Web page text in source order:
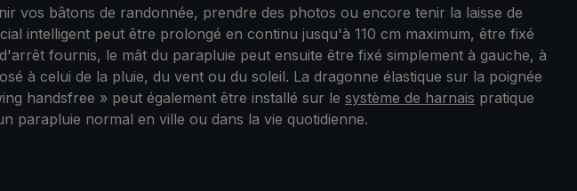
vos bâtons de randonnée, prendre des photos ou encore tenir la laisse de
intelligent peut être prolongé en continu jusqu'à 110 cm maximum, être fixé
fournis, le mât du parapluie peut ensuite être fixé simplement à gauche, à
à celui de la pluie, du vent ou du soleil. La dragonne élastique sur la poignée
handsfree » peut également être installé sur le système de harnais pratique
parapluie normal en ville ou dans la vie quotidienne.